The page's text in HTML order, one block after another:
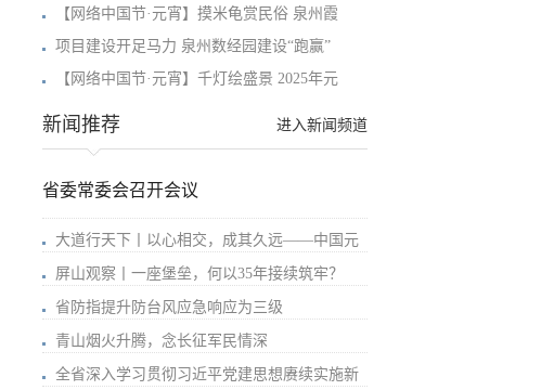
【网络中国节·元宵】摸米龟赏民俗 泉州霞
项目建设开足马力 泉州数经园建设“跑赢”
【网络中国节·元宵】千灯绘盛景 2025年元
进入新闻频道
新闻推荐
省委常委会召开会议
大道行天下丨以心相交，成其久远——中国元
屏山观察丨一座堡垒，何以35年接续筑牢？
省防指提升防台风应急响应为三级
青山烟火升腾，念长征军民情深
全省深入学习贯彻习近平党建思想赓续实施新